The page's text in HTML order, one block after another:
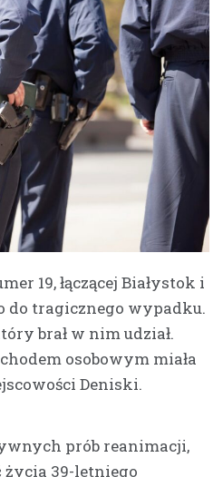
19, łączącej Białystok i
do tragicznego wypadku.
brał w nim udział.
osobowym miała
Deniski.
prób reanimacji,
życia 39-letniego